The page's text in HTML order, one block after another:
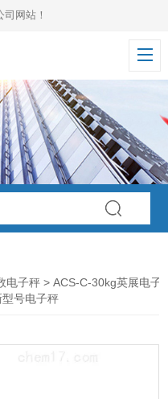
网站！
电子秤 > ACS-C-30kg英展电子
号电子秤